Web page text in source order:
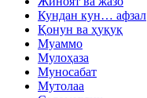
Кундан кун… афзал
Қонун ва ҳуқуқ
Муаммо
Мулоҳаза
Муносабат
Мутолаа